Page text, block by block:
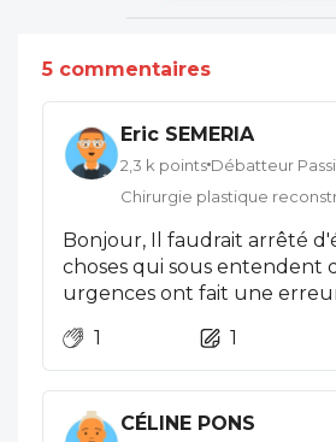
5 commentaires
Eric SEMERIA
2,3 k points Débatteur
Chirurgie plastique
Bonjour, Il faudrait arrêté d'écrire des
choses qui sous entendent
urgences ont fait une erreur Je
people Oui tu vas aux urgences et peut
être 1 H après tu meurs !!!!! Y as que ceux
comprennent pas!!!!!
1 1
CÉLINE PONS